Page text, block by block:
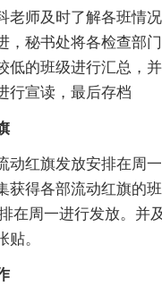
老师及时了解各班情
，秘书处将各检查部
低的班级进行汇总，
行宣读，最后存档
动红旗发放安排在周
获得各部流动红旗的
在周一进行发放。并
贴。